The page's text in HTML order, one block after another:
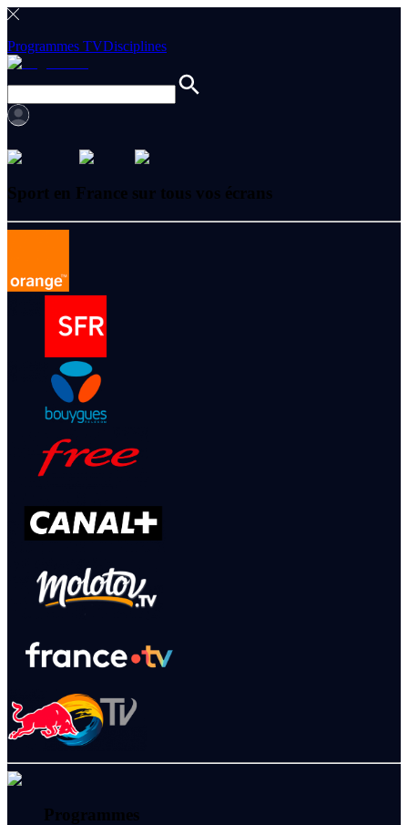
Programmes TVDisciplines
Sport en France sur tous vos écrans
Programmes